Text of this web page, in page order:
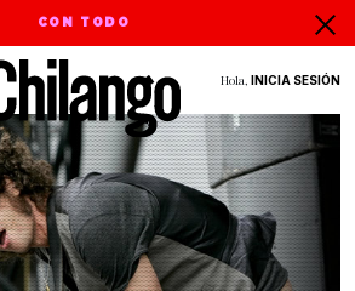
CON TODO
Hola, INICIA SESIÓN